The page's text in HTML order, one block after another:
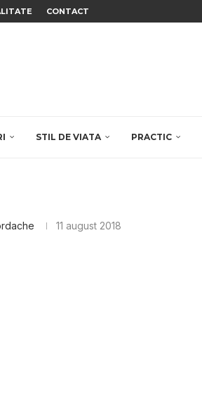
CONTACT
STIL DE VIATA PRACTIC
11 august 2018